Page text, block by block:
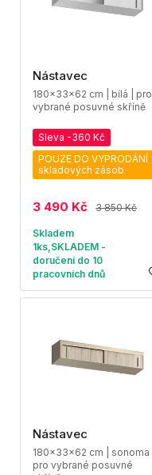
Nástavec
180x33x62 cm | bílá | pro
vybrané posuvné skříně
Sleva -360 Kč
POUZE DO VYPRODÁNÍ
skladových zásob
3 490 Kč 3 850 Kč
Skladem
1ks,SKLADEM -
doručení do 10
pracovních dnů
Nástavec
180x33x62 cm | sonoma |
pro vybrané posuvné